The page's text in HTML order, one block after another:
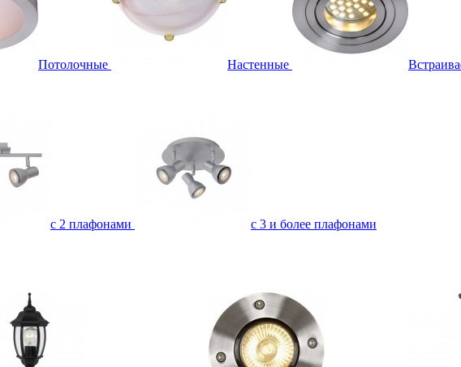
Потолочные Настенные
с 2 плафонами
с 3 и более плафонами